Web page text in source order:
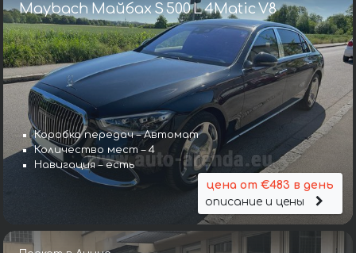
Maybach Майбах S 500 L 4Matic V8
Коробка передач – Автомат
Количество мест – 4
Навигация – есть
цена от €483 в день
описание и цены